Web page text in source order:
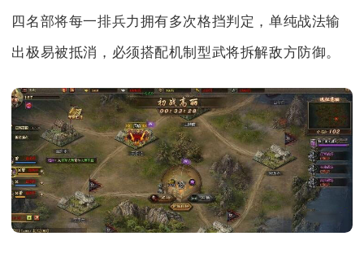
四名部将每一排兵力拥有多次格挡判定，单纯战法输
出极易被抵消，必须搭配机制型武将拆解敌方防御。